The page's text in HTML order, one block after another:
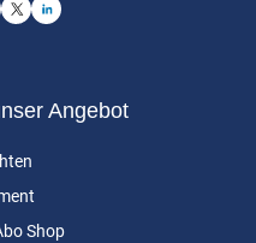
Angebot
Shop